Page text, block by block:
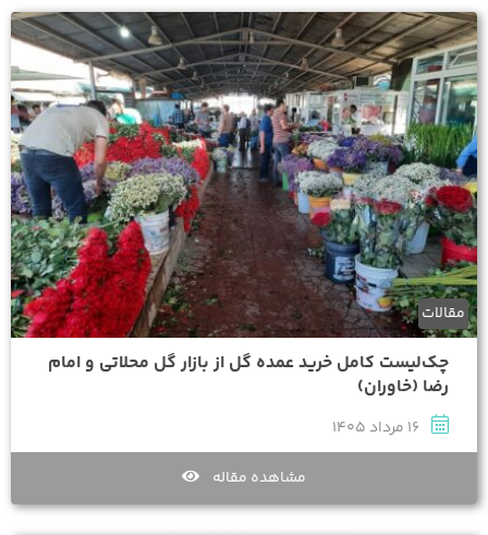
مقالات
چک‌لیست کامل خرید عمده گل از بازار گل محلاتی و امام
رضا (خاوران)
مشاهده مقاله